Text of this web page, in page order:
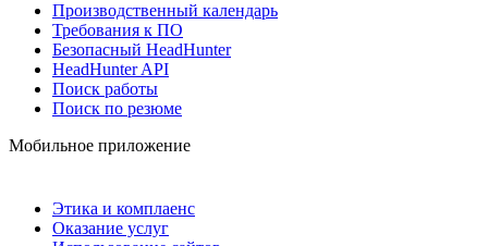
Производственный календарь
Требования к ПО
Безопасный HeadHunter
HeadHunter API
Поиск работы
Поиск по резюме
Мобильное приложение
Этика и комплаенс
Оказание услуг